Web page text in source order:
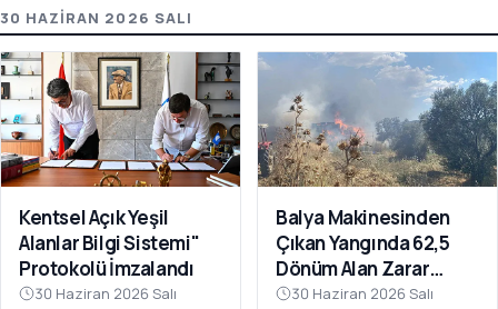
30 HAZIRAN 2026 SALI
Kentsel Açık Yeşil
Alanlar Bilgi Sistemi"
Protokolü İmzalandı
30 Haziran 2026 Salı
Balya Makinesinden
Çıkan Yangında 62,5
Dönüm Alan Zarar
Gördü
30 Haziran 2026 Salı